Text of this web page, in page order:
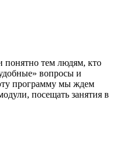
понятно тем людям, кто
вопросы и
программу мы ждем
посещать занятия в